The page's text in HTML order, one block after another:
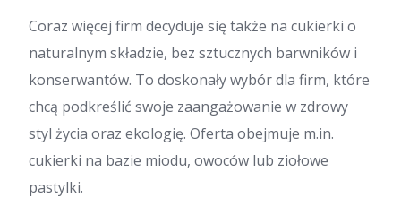
Coraz więcej firm decyduje się także na cukierki o
naturalnym składzie, bez sztucznych barwników i
konserwantów. To doskonały wybór dla firm, które
chcą podkreślić swoje zaangażowanie w zdrowy
styl życia oraz ekologię. Oferta obejmuje m.in.
cukierki na bazie miodu, owoców lub ziołowe
pastylki.